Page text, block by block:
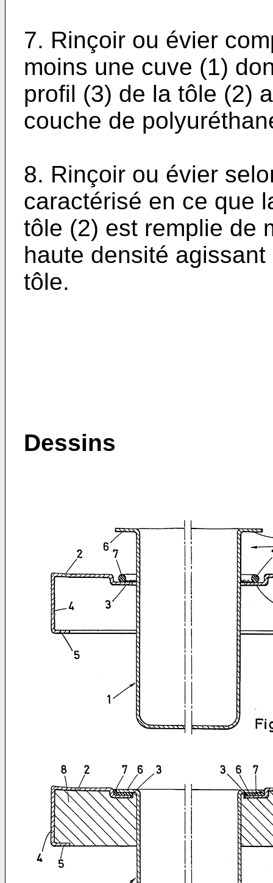
7. Rinçoir ou évier
moins une cuve (1)
profil (3) de la tôle (2)
couche de
8. Rinçoir ou évier
caractérisé en ce que
tôle (2) est remplie de
haute densité
tôle.
Dessins